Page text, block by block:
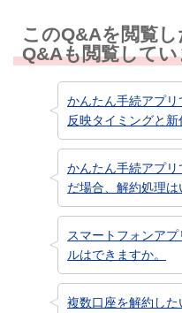
このQ&Aを閲覧
Q&Aも閲覧して
かんたん手続アプリ
反映タイミングと新
かんたん手続アプ
だ場合、解約処理は
スマートフォンア
ルはできますか。
複数口座を解約し